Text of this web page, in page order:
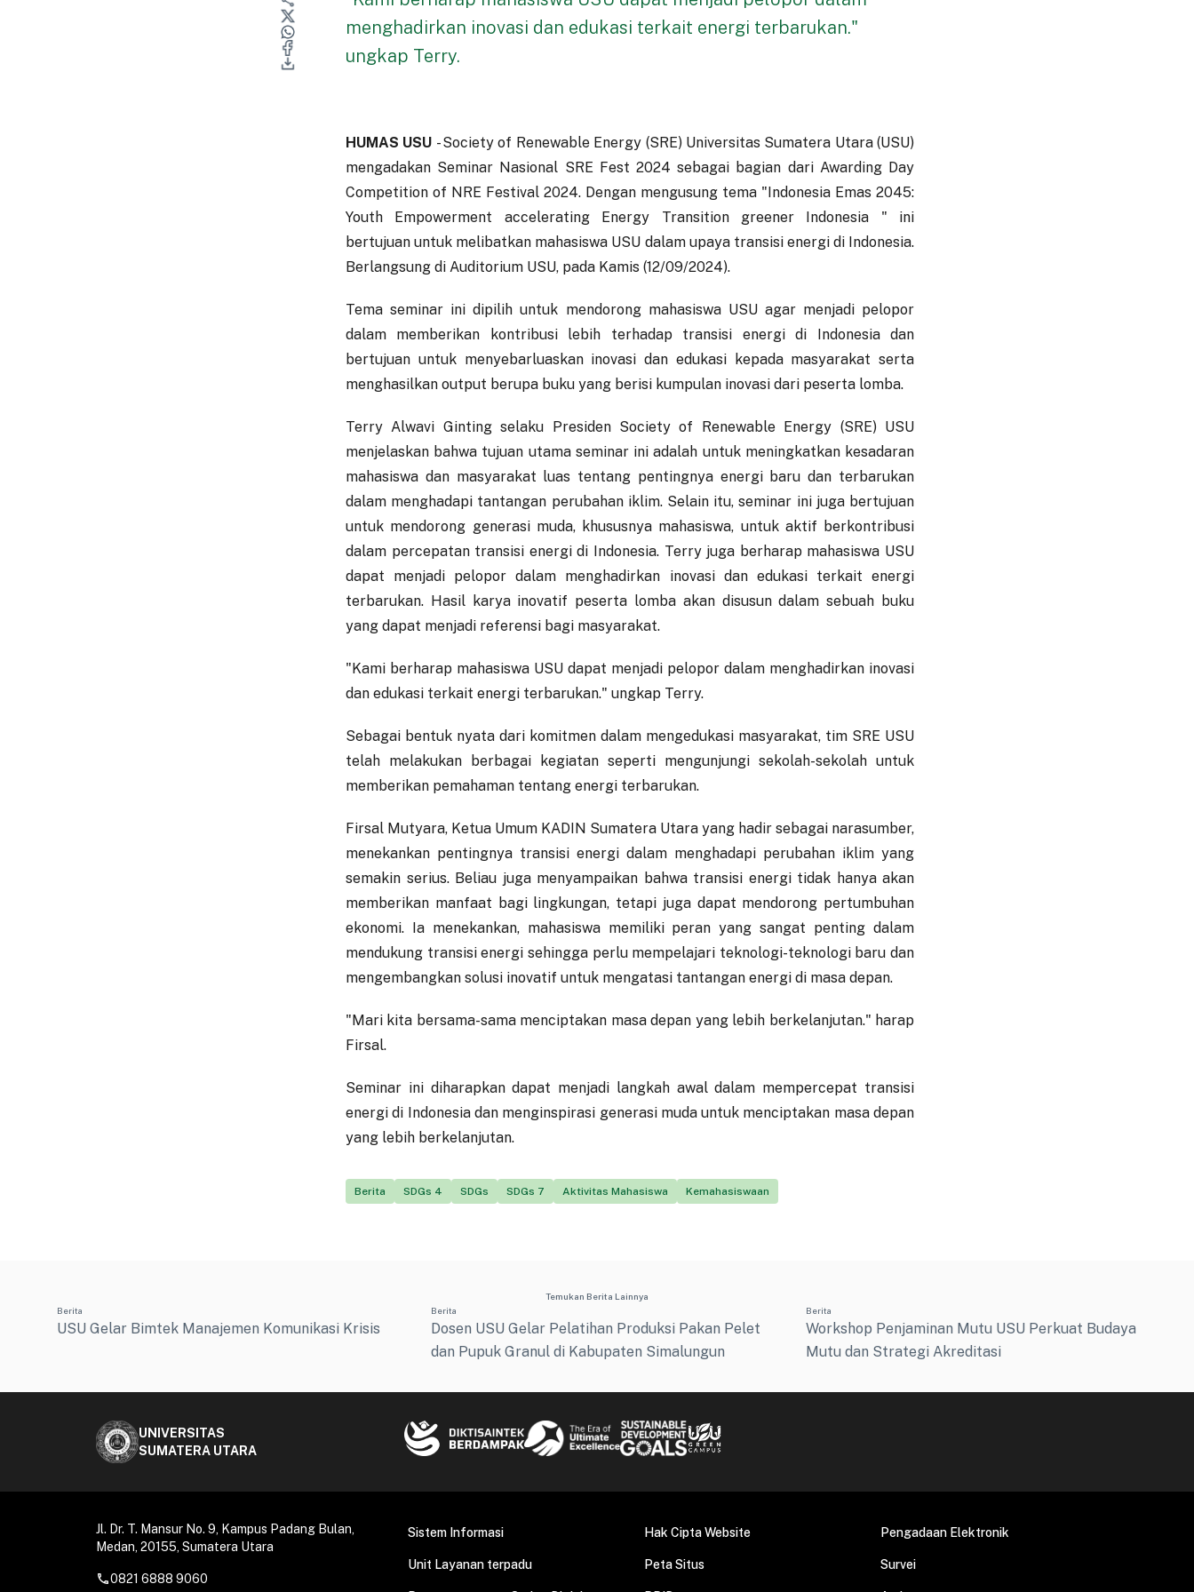
menghadirkan inovasi dan edukasi terkait energi terbarukan."
ungkap Terry.
HUMAS USU - Society of Renewable Energy (SRE) Universitas Sumatera Utara (USU)
mengadakan Seminar Nasional SRE Fest 2024 sebagai bagian dari Awarding Day
Competition of NRE Festival 2024. Dengan mengusung tema "Indonesia Emas 2045:
Youth Empowerment accelerating Energy Transition greener Indonesia " ini
bertujuan untuk melibatkan mahasiswa USU dalam upaya transisi energi di Indonesia.
Berlangsung di Auditorium USU, pada Kamis (12/09/2024).
Tema seminar ini dipilih untuk mendorong mahasiswa USU agar menjadi pelopor
dalam memberikan kontribusi lebih terhadap transisi energi di Indonesia dan
bertujuan untuk menyebarluaskan inovasi dan edukasi kepada masyarakat serta
menghasilkan output berupa buku yang berisi kumpulan inovasi dari peserta lomba.
Terry Alwavi Ginting selaku Presiden Society of Renewable Energy (SRE) USU
menjelaskan bahwa tujuan utama seminar ini adalah untuk meningkatkan kesadaran
mahasiswa dan masyarakat luas tentang pentingnya energi baru dan terbarukan
dalam menghadapi tantangan perubahan iklim. Selain itu, seminar ini juga bertujuan
untuk mendorong generasi muda, khususnya mahasiswa, untuk aktif berkontribusi
dalam percepatan transisi energi di Indonesia. Terry juga berharap mahasiswa USU
dapat menjadi pelopor dalam menghadirkan inovasi dan edukasi terkait energi
terbarukan. Hasil karya inovatif peserta lomba akan disusun dalam sebuah buku
yang dapat menjadi referensi bagi masyarakat.
"Kami berharap mahasiswa USU dapat menjadi pelopor dalam menghadirkan inovasi
dan edukasi terkait energi terbarukan." ungkap Terry.
Sebagai bentuk nyata dari komitmen dalam mengedukasi masyarakat, tim SRE USU
telah melakukan berbagai kegiatan seperti mengunjungi sekolah-sekolah untuk
memberikan pemahaman tentang energi terbarukan.
Firsal Mutyara, Ketua Umum KADIN Sumatera Utara yang hadir sebagai narasumber,
menekankan pentingnya transisi energi dalam menghadapi perubahan iklim yang
semakin serius. Beliau juga menyampaikan bahwa transisi energi tidak hanya akan
memberikan manfaat bagi lingkungan, tetapi juga dapat mendorong pertumbuhan
ekonomi. Ia menekankan, mahasiswa memiliki peran yang sangat penting dalam
mendukung transisi energi sehingga perlu mempelajari teknologi-teknologi baru dan
mengembangkan solusi inovatif untuk mengatasi tantangan energi di masa depan.
"Mari kita bersama-sama menciptakan masa depan yang lebih berkelanjutan." harap
Firsal.
Seminar ini diharapkan dapat menjadi langkah awal dalam mempercepat transisi
energi di Indonesia dan menginspirasi generasi muda untuk menciptakan masa depan
yang lebih berkelanjutan.
Berita SDGs 4 SDGs SDGs 7 Aktivitas Mahasiswa Kemahasiswaan
Temukan Berita Lainnya
Berita
USU Gelar Bimtek Manajemen Komunikasi Krisis
Berita
Dosen USU Gelar Pelatihan Produksi Pakan Pelet
dan Pupuk Granul di Kabupaten Simalungun
Berita
Workshop Penjaminan Mutu USU Perkuat Budaya
Mutu dan Strategi Akreditasi
UNIVERSITAS
SUMATERA UTARA
Jl. Dr. T. Mansur No. 9, Kampus Padang Bulan,
Medan, 20155, Sumatera Utara
call0821 6888 9060
Sistem Informasi
Unit Layanan terpadu
Hak Cipta Website
Peta Situs
Pengadaan Elektronik
Survei